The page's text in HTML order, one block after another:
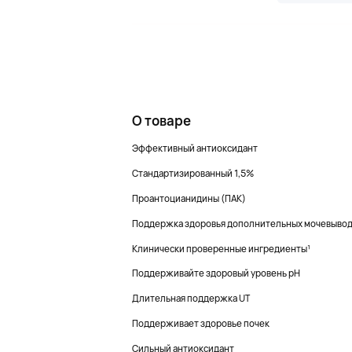
О товаре
Эффективный антиоксидант
Стандартизированный 1,5%
Проантоцианидины (ПАК)
Поддержка здоровья дополнительных
Клинически проверенные ингредиенты¹
Поддерживайте здоровый уровень pH
Длительная поддержка UT
Поддерживает здоровье почек
Сильный антиоксидант